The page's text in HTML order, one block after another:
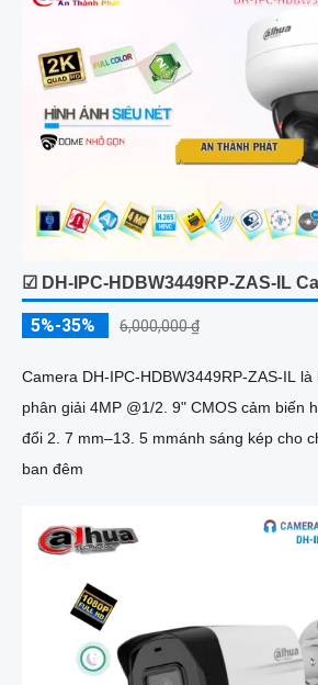
☑ DH-IPC-HDBW3449RP-ZAS-IL
5%-35% 6,000,000 ₫
Camera DH-IPC-HDBW3449RP-ZAS-IL là loại camera có độ
phân giải 4MP @1/2. 9" CMOS cảm biến
đổi 2. 7 mm–13. 5 mmánh sáng kép cho
ban đêm